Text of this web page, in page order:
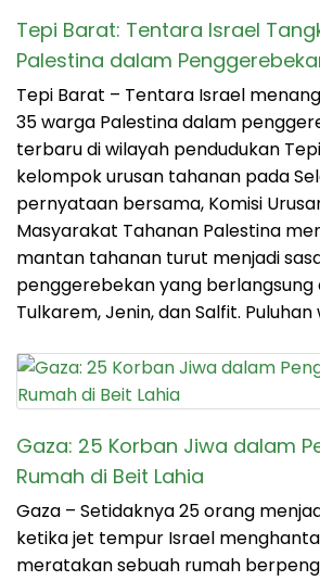
Tepi Barat: Tentara Israel
Palestina dalam
Tepi Barat – Tentara Israel
35 warga Palestina dalam
terbaru di wilayah pendudukan
kelompok urusan tahanan pada
pernyataan bersama, Komisi
Masyarakat Tahanan Palestina
mantan tahanan turut menjadi
penggerebekan yang berlangsung
Tulkarem, Jenin, dan Salfit. Puluhan
Gaza: 25 Korban Jiwa dalam
Rumah di Beit Lahia
Gaza – Setidaknya 25 orang
ketika jet tempur Israel
meratakan sebuah rumah